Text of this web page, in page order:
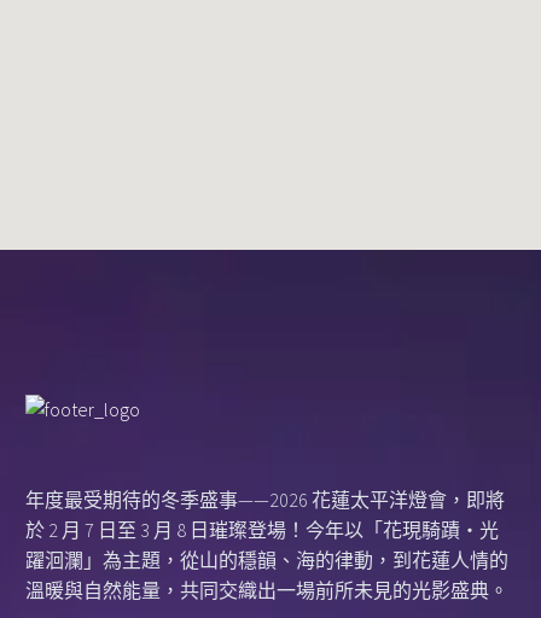
年度最受期待的冬季盛事——2026 花蓮太平洋燈會，即將
於 2 月 7 日至 3 月 8 日璀璨登場！今年以「花現騎蹟・光
躍洄瀾」為主題，從山的穩韻、海的律動，到花蓮人情的
溫暖與自然能量，共同交織出一場前所未見的光影盛典。